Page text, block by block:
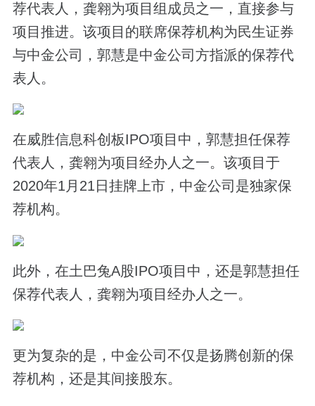
荐代表人，龚翱为项目组成员之一，直接参与
项目推进。该项目的联席保荐机构为民生证券
与中金公司，郭慧是中金公司方指派的保荐代
表人。
在威胜信息科创板IPO项目中，郭慧担任保荐
代表人，龚翱为项目经办人之一。该项目于
2020年1月21日挂牌上市，中金公司是独家保
荐机构。
此外，在土巴兔A股IPO项目中，还是郭慧担任
保荐代表人，龚翱为项目经办人之一。
更为复杂的是，中金公司不仅是扬腾创新的保
荐机构，还是其间接股东。